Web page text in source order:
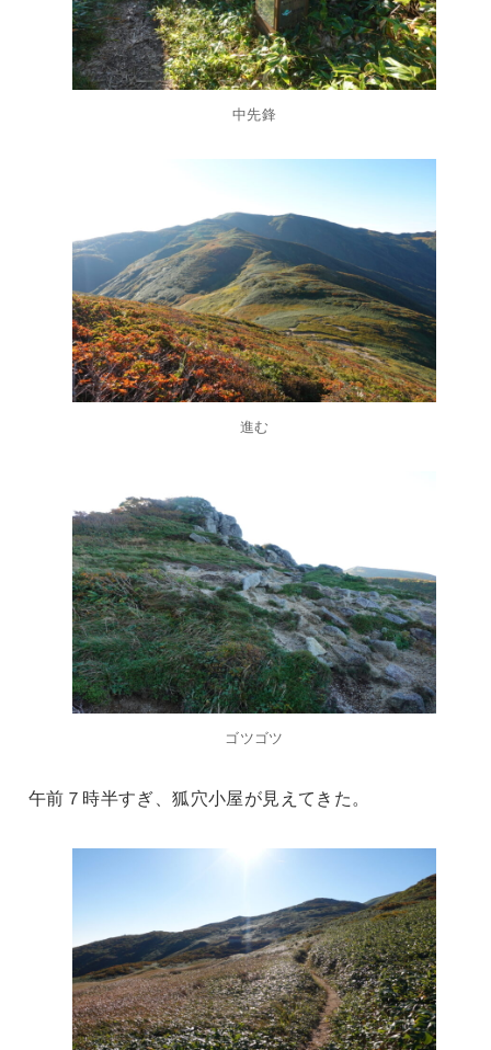
中先鋒
進む
ゴツゴツ
午前７時半すぎ、狐穴小屋が見えてきた。